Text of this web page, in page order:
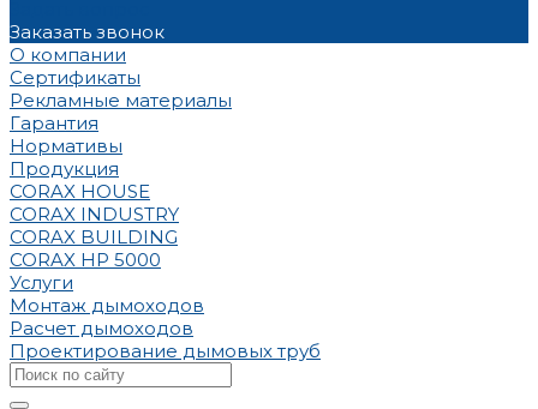
Заказать звонок
О компании
Сертификаты
Рекламные материалы
Гарантия
Нормативы
Продукция
CORAX HOUSE
CORAX INDUSTRY
CORAX BUILDING
CORAX HP 5000
Услуги
Монтаж дымоходов
Расчет дымоходов
Проектирование дымовых труб